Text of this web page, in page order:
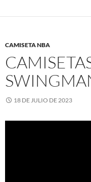
CAMISETA NBA
18 DE JULIO DE 2023